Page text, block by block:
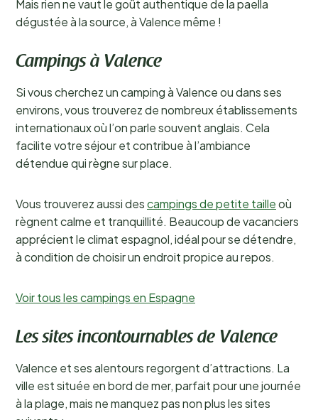
Mais rien ne vaut le goût authentique de la paella
dégustée à la source, à Valence même !
Campings à Valence
Si vous cherchez un camping à Valence ou dans ses
environs, vous trouverez de nombreux établissements
internationaux où l’on parle souvent anglais. Cela
facilite votre séjour et contribue à l’ambiance
détendue qui règne sur place.
Vous trouverez aussi descampings de petite tailleoù
règnent calme et tranquillité. Beaucoup de vacanciers
apprécient le climat espagnol, idéal pour se détendre,
à condition de choisir un endroit propice au repos.
Voir tous les campings en Espagne
Les sites incontournables de Valence
Valence et ses alentours regorgent d’attractions. La
ville est située en bord de mer, parfait pour une journée
à la plage, mais ne manquez pas non plus les sites